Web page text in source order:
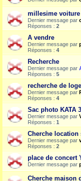
millesime voiture
Dernier message par
Réponses : 2
A vendre
Dernier message par
Réponses : 4
Recherche
Dernier message par
Réponses : 5
recherche de
Dernier message par
Réponses : 4
Sac photo KATA
Dernier message par
Réponses : 1
Cherche location
Dernier message par
Réponses : 2
place de concert
Dernier message par
Cherche maison